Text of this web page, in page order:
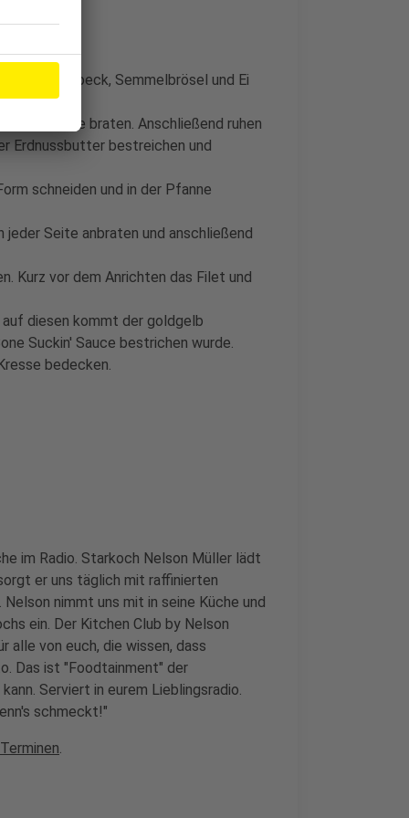
Speck, Semmelbrösel und Ei
jeder Seite braten. Anschließend ruhen
Erdnussbutter bestreichen und
schneiden und in der Pfanne
Seite anbraten und anschließend
Kurz vor dem Anrichten das Filet und
diesen kommt der goldgelb
Suckin' Sauce bestrichen wurde.
bedecken.
im Radio. Starkoch Nelson Müller lädt
er uns täglich mit raffinierten
nimmt uns mit in seine Küche und
ein. Der Kitchen Club by Nelson
alle von euch, die wissen, dass
Das ist "Foodtainment" der
Serviert in eurem Lieblingsradio.
schmeckt!"
.